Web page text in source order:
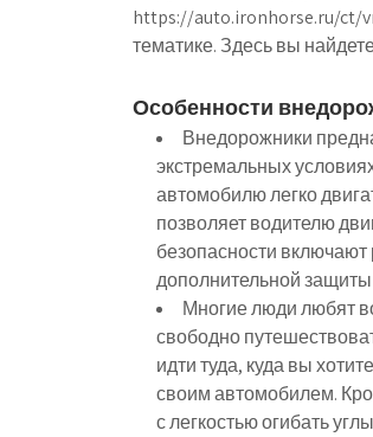
https://auto.ironhorse.ru/ct/
тематике. Здесь вы
Особенности
Внедорожники
экстремальных
автомобилю легко
позволяет водителю
безопасности
дополнительной
Многие люди любят
свободно
идти туда, куда вы
своим автомобилем.
с легкостью огибать